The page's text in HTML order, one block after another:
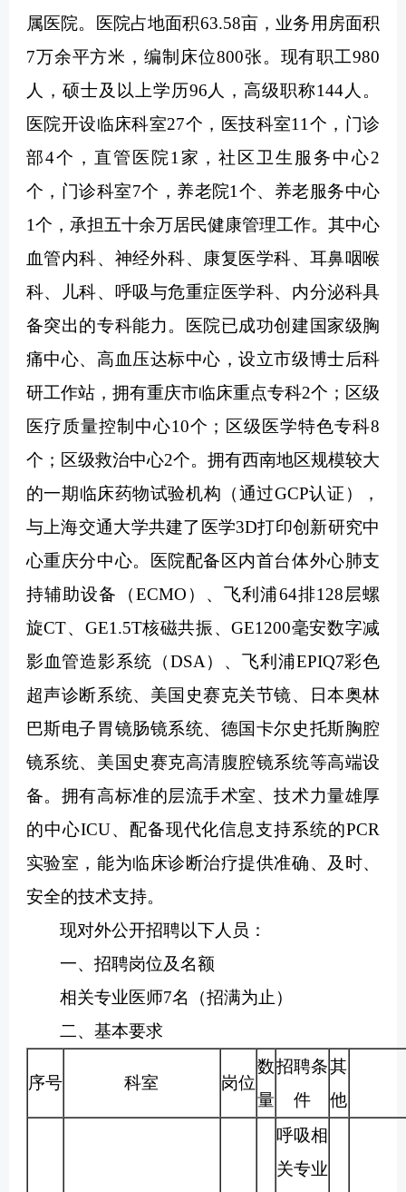
属医院。医院占地面积63.58亩，业务用房面积
7万余平方米，编制床位800张。现有职工980
人，硕士及以上学历96人，高级职称144人。
医院开设临床科室27个，医技科室11个，门诊
部4个，直管医院1家，社区卫生服务中心2
个，门诊科室7个，养老院1个、养老服务中心
1个，承担五十余万居民健康管理工作。其中心
血管内科、神经外科、康复医学科、耳鼻咽喉
科、儿科、呼吸与危重症医学科、内分泌科具
备突出的专科能力。医院已成功创建国家级胸
痛中心、高血压达标中心，设立市级博士后科
研工作站，拥有重庆市临床重点专科2个；区级
医疗质量控制中心10个；区级医学特色专科8
个；区级救治中心2个。拥有西南地区规模较大
的一期临床药物试验机构（通过GCP认证），
与上海交通大学共建了医学3D打印创新研究中
心重庆分中心。医院配备区内首台体外心肺支
持辅助设备（ECMO）、飞利浦64排128层螺
旋CT、GE1.5T核磁共振、GE1200毫安数字减
影血管造影系统（DSA）、飞利浦EPIQ7彩色
超声诊断系统、美国史赛克关节镜、日本奥林
巴斯电子胃镜肠镜系统、德国卡尔史托斯胸腔
镜系统、美国史赛克高清腹腔镜系统等高端设
备。拥有高标准的层流手术室、技术力量雄厚
的中心ICU、配备现代化信息支持系统的PCR
实验室，能为临床诊断治疗提供准确、及时、
安全的技术支持。
现对外公开招聘以下人员：
一、招聘岗位及名额
相关专业医师7名（招满为止）
二、基本要求
序号 科室 岗位
数
量
招聘条
件
其
他
呼吸相
关专业